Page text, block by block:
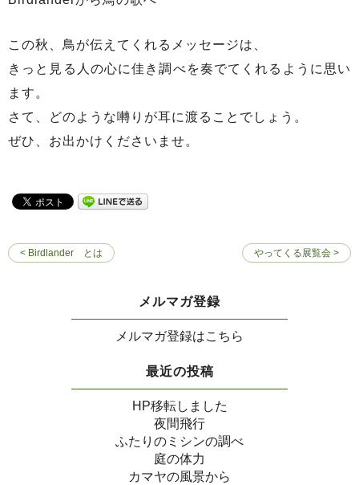
この秋、鳥が伝えてくれるメッセージは、
きっと見る人の心に佳き調べを奏でてくれるように思い
ます。
さて、どのような囀りが耳に渡ることでしょう。
ぜひ、お出かけくださいませ。
< Birdlander とは やってくる展覧会 >
メルマガ登録
メルマガ登録はこちら
最近の投稿
HP移転しました
夜間飛行
ふたりのミシンの調べ
庭の体力
カマヤの風景から